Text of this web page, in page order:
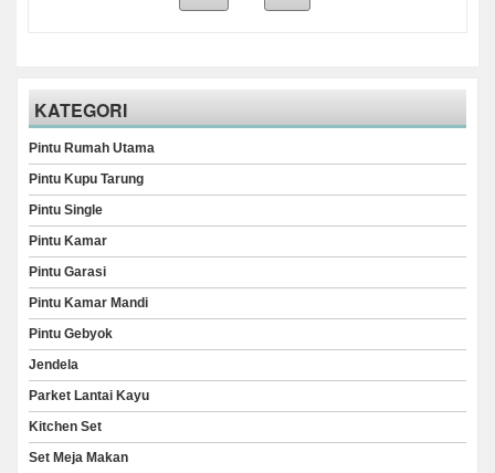
KATEGORI
Pintu Rumah Utama
Pintu Kupu Tarung
Pintu Single
Pintu Kamar
Pintu Garasi
Pintu Kamar Mandi
Pintu Gebyok
Jendela
Parket Lantai Kayu
Kitchen Set
Set Meja Makan